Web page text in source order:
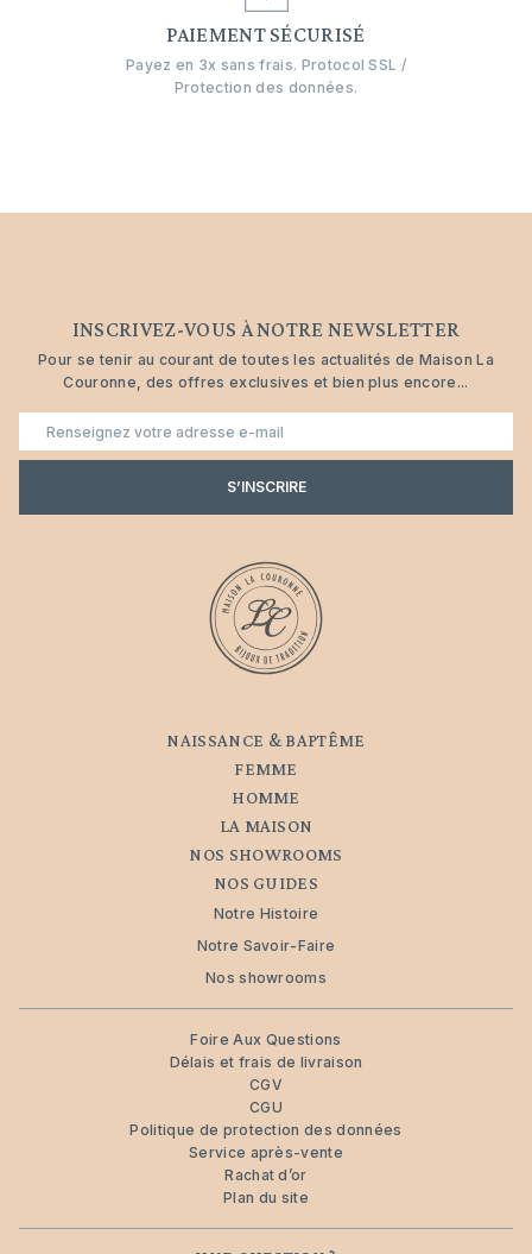
PAIEMENT SÉCURISÉ
Payez en 3x sans frais. Protocol SSL /
Protection des données.
INSCRIVEZ-VOUS À NOTRE NEWSLETTER
Pour se tenir au courant de toutes les actualités de Maison La
Couronne, des offres exclusives et bien plus encore...
E-
S’INSCRIRE
NAISSANCE & BAPTÊME
FEMME
HOMME
LA MAISON
NOS SHOWROOMS
NOS GUIDES
Notre Histoire
Notre Savoir-Faire
Nos showrooms
Foire Aux Questions
Délais et frais de livraison
CGV
CGU
Politique de protection des données
Service après-vente
Rachat d’or
Plan du site